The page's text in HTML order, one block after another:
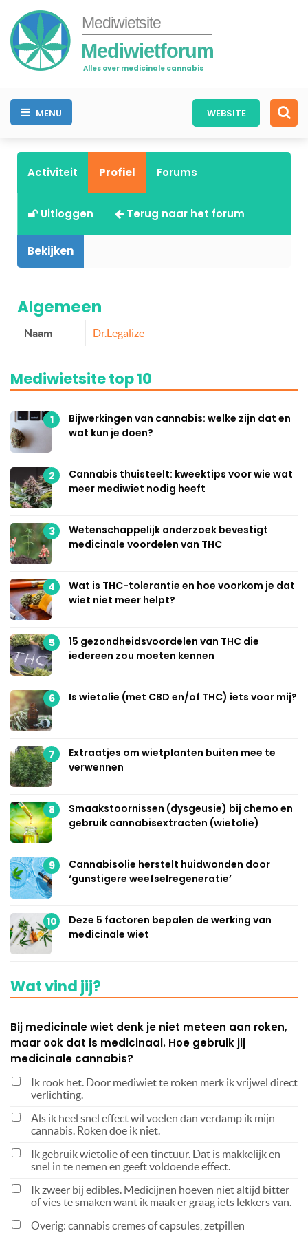
Mediwietsite
Mediwietforum
Alles over medicinale cannabis
MENU WEBSITE
Activiteit Profiel Forums
Uitloggen Terug naar het forum
Bekijken
Algemeen
Naam Dr.Legalize
Mediwietsite top 10
1
Bijwerkingen van cannabis: welke zijn dat en
wat kun je doen?
2
Cannabis thuisteelt: kweektips voor wie wat
meer mediwiet nodig heeft
3
Wetenschappelijk onderzoek bevestigt
medicinale voordelen van THC
4
Wat is THC-tolerantie en hoe voorkom je dat
wiet niet meer helpt?
5
15 gezondheidsvoordelen van THC die
iedereen zou moeten kennen
6 Is wietolie (met CBD en/of THC) iets voor mij?
7
Extraatjes om wietplanten buiten mee te
verwennen
8
Smaakstoornissen (dysgeusie) bij chemo en
gebruik cannabisextracten (wietolie)
9
Cannabisolie herstelt huidwonden door
‘gunstigere weefselregeneratie’
10
Deze 5 factoren bepalen de werking van
medicinale wiet
Wat vind jij?
Bij medicinale wiet denk je niet meteen aan roken,
maar ook dat is medicinaal. Hoe gebruik jij
medicinale cannabis?
Ik rook het. Door mediwiet te roken merk ik vrijwel direct
verlichting.
Als ik heel snel effect wil voelen dan verdamp ik mijn
cannabis. Roken doe ik niet.
Ik gebruik wietolie of een tinctuur. Dat is makkelijk en
snel in te nemen en geeft voldoende effect.
Ik zweer bij edibles. Medicijnen hoeven niet altijd bitter
of vies te smaken want ik maak er graag iets lekkers van.
Overig: cannabis cremes of capsules, zetpillen